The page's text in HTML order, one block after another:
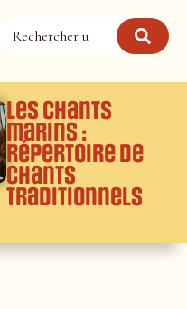
Les chants
marins :
Répertoire de
chants
traditionnels